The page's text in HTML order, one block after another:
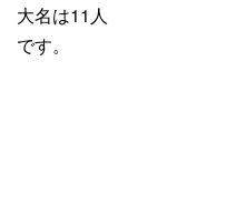
大名は11人
です。